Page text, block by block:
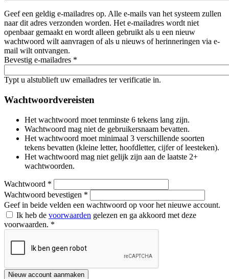
Geef een geldig e-mailadres op. Alle e-mails van het systeem zullen
naar dit adres verzonden worden. Het e-mailadres wordt niet
openbaar gemaakt en wordt alleen gebruikt als u een nieuw
wachtwoord wilt aanvragen of als u nieuws of herinneringen via e-
mail wilt ontvangen.
Bevestig e-mailadres *
Typt u alstublieft uw emailadres ter verificatie in.
Wachtwoordvereisten
Het wachtwoord moet tenminste 6 tekens lang zijn.
Wachtwoord mag niet de gebruikersnaam bevatten.
Het wachtwoord moet minimaal 3 verschillende soorten
tekens bevatten (kleine letter, hoofdletter, cijfer of leesteken).
Het wachtwoord mag niet gelijk zijn aan de laatste 2+
wachtwoorden.
Wachtwoord *
Wachtwoord bevestigen *
Geef in beide velden een wachtwoord op voor het nieuwe account.
Ik heb de voorwaarden gelezen en ga akkoord met deze
voorwaarden. *
Nieuw account aanmaken